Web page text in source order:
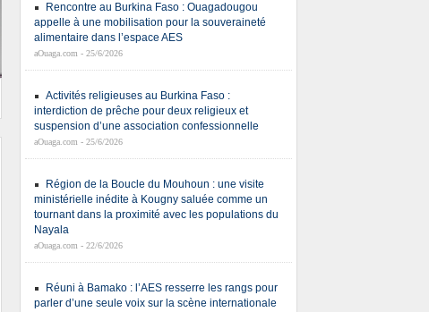
Rencontre au Burkina Faso : Ouagadougou
appelle à une mobilisation pour la souveraineté
alimentaire dans l’espace AES
aOuaga.com - 25/6/2026
Activités religieuses au Burkina Faso :
interdiction de prêche pour deux religieux et
suspension d’une association confessionnelle
aOuaga.com - 25/6/2026
Région de la Boucle du Mouhoun : une visite
ministérielle inédite à Kougny saluée comme un
tournant dans la proximité avec les populations du
Nayala
aOuaga.com - 22/6/2026
Réuni à Bamako : l’AES resserre les rangs pour
parler d’une seule voix sur la scène internationale